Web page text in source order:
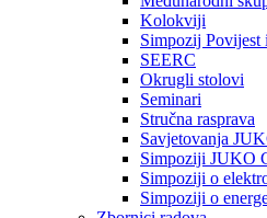
Kolokviji​
Simpozij
SEERC
Okrugli stolovi
Seminari​
Stručna rasprava​
Savjetovanja
Simpoziji JUKO
Simpoziji o
Simpoziji o